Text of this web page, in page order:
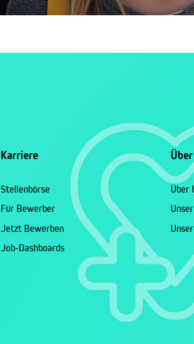
Karriere
Stellenbörse
Für Bewerber
Jetzt Bewerben
Job-Dashboards
Über